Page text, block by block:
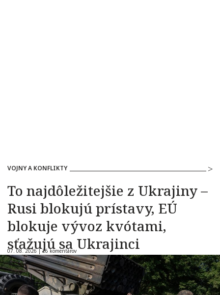
VOJNY A KONFLIKTY
To najdôležitejšie z Ukrajiny –
Rusi blokujú prístavy, EÚ
blokuje vývoz kvótami,
sťažujú sa Ukrajinci
07. 08. 2026 |26 komentárov